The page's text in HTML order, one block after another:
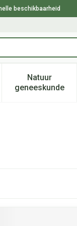
beschikbaarheid
en kinderen
voor Vitaliteit
Natuur
geneeskunde
Toon